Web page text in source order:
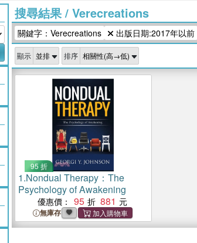
搜尋結果/ Verecreations
關鍵字：Verecreations 出版日期:2017年以前
顯示 排序
95 折
1.Nondual Therapy：The
Psychology of Awakening
優惠價： 95 881
無庫存